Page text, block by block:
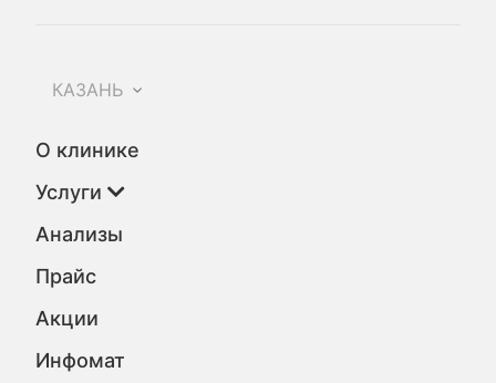
КАЗАНЬ
О клинике
Услуги
Анализы
Прайс
Акции
Инфомат